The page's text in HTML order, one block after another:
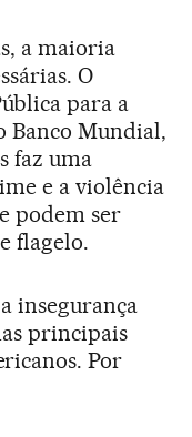
a maioria
O
para a
Banco Mundial,
faz uma
e a violência
podem ser
flagelo.
insegurança
principais
Por